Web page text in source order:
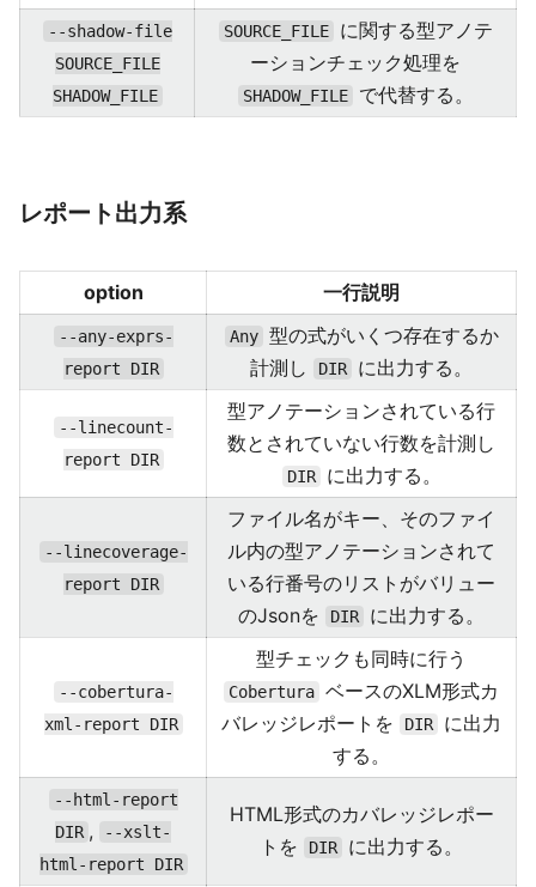
--shadow-file
SOURCE_FILE
SHADOW_FILE
SOURCE_FILE
に関する型アノテ
ーションチェック処理を
SHADOW_FILE で代替する。
レポート出力系
option 一行説明
--any-exprs-
report DIR
Any 型の式がいくつ存在するか
計測し
DIR に出力する。
--linecount-
report DIR
型アノテーションされている行
数とされていない行数を計測し
DIR に出力する。
--linecoverage-
report DIR
ファイル名がキー、そのファイ
ル内の型アノテーションされて
いる行番号のリストがバリュー
のJsonを
DIR に出力する。
--cobertura-
xml-report DIR
型チェックも同時に行う
Cobertura ベースのXLM形式カ
バレッジレポートを
DIR
に出力
する。
--html-report
DIR ,
--xslt-
html-report DIR
HTML形式のカバレッジレポー
トを
DIR に出力する。